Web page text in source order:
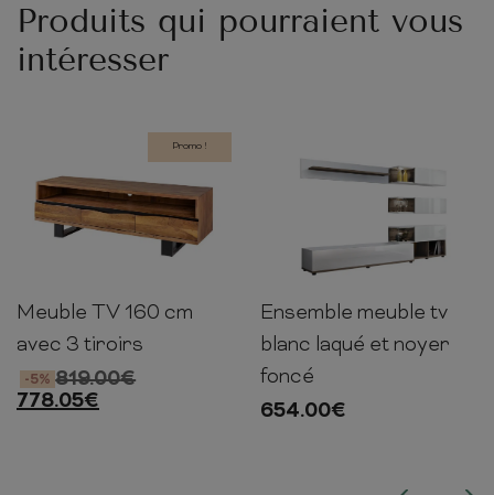
Produits qui pourraient vous
intéresser
Promo !
50cm 160cm 41cm
Meuble TV 160 cm
avec 3 tiroirs
819.00€
-5%
778.05€
150cm 240cm 40cm
Ensemble meuble tv
blanc laqué et noyer
foncé
654.00€